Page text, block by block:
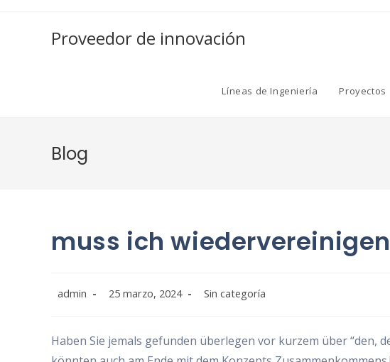
Proveedor de innovación
Líneas de Ingeniería Proyectos
Blog
muss ich
Autor
entrada:
admin
Publicación
entrada:
25 marzo, 2024
Categoría
entrada:
Sin categoría
Haben Sie jemals gefunden überlegen vor kurzem über “den,